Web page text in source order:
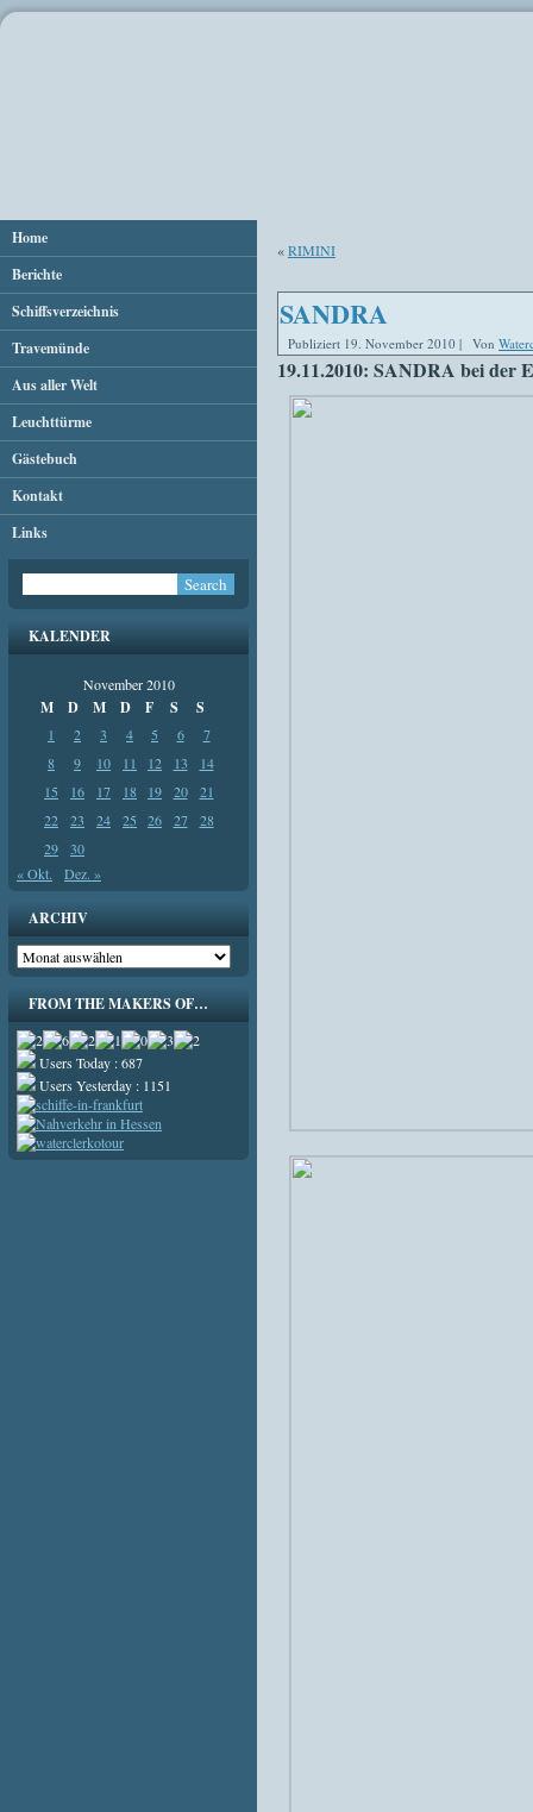
Home
Berichte
Schiffsverzeichnis
Travemünde
Aus aller Welt
Leuchttürme
Gästebuch
Kontakt
Links
KALENDER
November 2010
M D M D F S S
1 2 3 4 5 6
7
8
9 10 11 12 13
14
15
16 17 18 19 20
21
22
23 24 25 26 27
28
29
30
« Okt.
Dez. »
ARCHIV
Archiv
FROM THE MAKERS OF…
Users Today : 687
Users Yesterday : 1151
«RIMINI
SANDRA
Publiziert 19. November 2010 | Von
19.11.2010: SANDRA bei der